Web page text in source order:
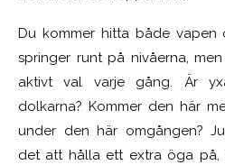
Du kommer hitta både
springer runt på nivåerna,
aktivt val varje gång. Är
dolkarna? Kommer den här
under den här omgången?
det att hålla ett extra öga på,